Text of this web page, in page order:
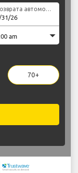
Дата возврата автомобиля
70+